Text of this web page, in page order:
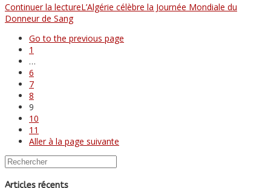
Continuer la lectureL’Algérie célèbre la Journée Mondiale du
Donneur de Sang
Go to the previous page
1
…
6
7
8
9
10
11
Aller à la page suivante
Articles récents